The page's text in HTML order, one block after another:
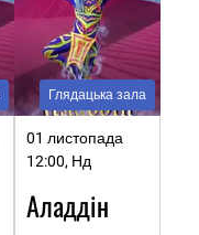
Глядацька зала
01 листопада
12:00, Нд
Аладдін